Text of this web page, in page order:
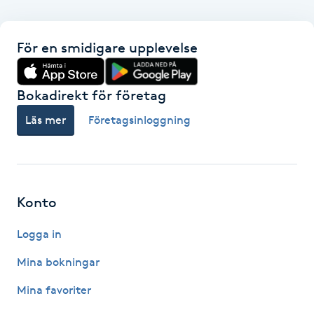
Frekvensterapi
Friskvård
Friskvårdsmassage
Frisör
Funktionsanalys
Färgning
För en smidigare upplevelse
Bokadirekt för företag
Läs mer Företagsinloggning
Konto
Logga in
Mina bokningar
Mina favoriter